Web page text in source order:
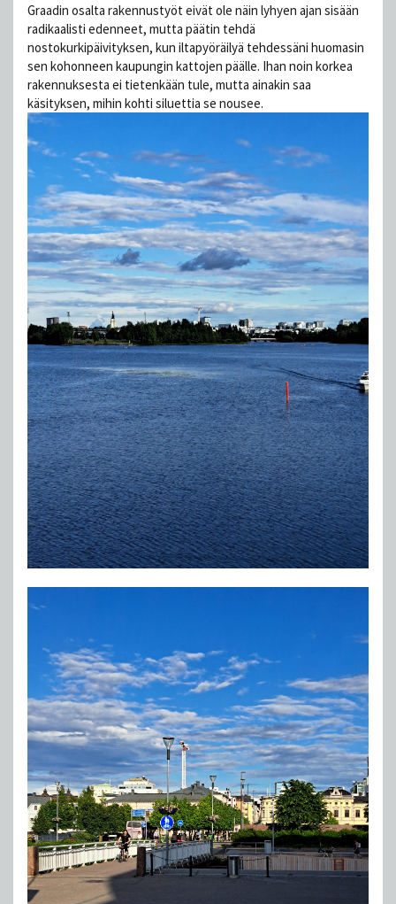
Graadin osalta rakennustyöt eivät ole näin lyhyen ajan sisään
radikaalisti edenneet, mutta päätin tehdä
nostokurkipäivityksen, kun iltapyöräilyä tehdessäni huomasin
sen kohonneen kaupungin kattojen päälle. Ihan noin korkea
rakennuksesta ei tietenkään tule, mutta ainakin saa
käsityksen, mihin kohti siluettia se nousee.